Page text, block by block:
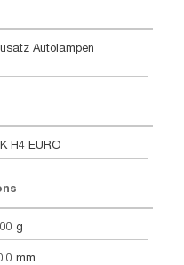
Autolampen
H4 EURO
g
mm